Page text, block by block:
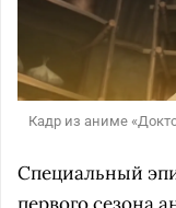
Кадр из аниме
Специальный